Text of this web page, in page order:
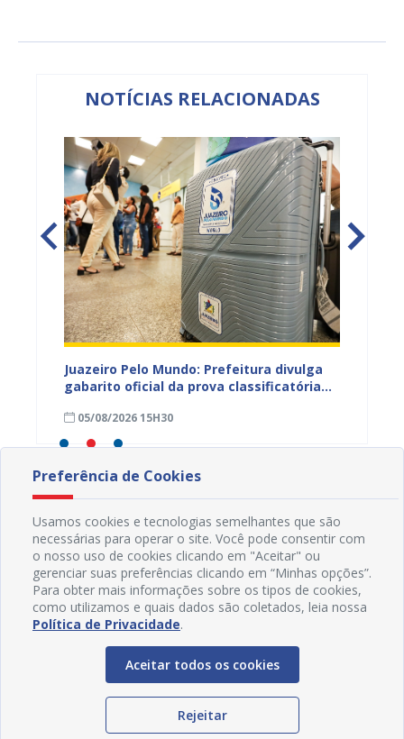
NOTÍCIAS RELACIONADAS
Juazeiro Pelo Mundo: Prefeitura divulga
gabarito oficial da prova classificatória
05/08/2026 15H30
Redes Sociais
Preferência de Cookies
Usamos cookies e tecnologias semelhantes que são
necessárias para operar o site. Você pode consentir com
o nosso uso de cookies clicando em "Aceitar" ou
gerenciar suas preferências clicando em “Minhas opções”.
Para obter mais informações sobre os tipos de cookies,
como utilizamos e quais dados são coletados, leia nossa
Política de Privacidade.
Aceitar todos os cookies
Rejeitar